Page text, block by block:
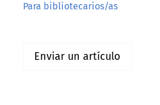
Para bibliotecarios/as
Enviar un artículo